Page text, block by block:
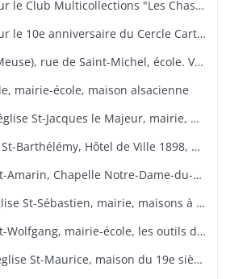
Dessin de GiEFEM pour le Club Multicollections "Les Chasseurs d'Images". Mulhouse. Carte n° 15
Dessin de GIEFEM pour le 10e anniversaire du Cercle Cartophile de Thann et de la Vallée de la Thur. Novembre 1997
Chaumont-sur-Aire (Meuse), rue de Saint-Michel, école. Vue d'une carte postale pour l'exposition de cartes postales anciennes (11 octobre 2009)
mairie-école, maison alsacienne
Michelbach-le-Haut, église St-Jacques le Majeur, mairie, maison 1832, fontaine, fête du pain
Helfrantzkirch, église St-Barthélémy, Hôtel de Ville 1898, maison alsacienne
Heimsbrunn, église St-Amarin, Chapelle Notre-Dame-du-Chêne, Maison Ste-Anne, mairie
Obermorschwiller, église St-Sébastien, mairie, maisons à colombages
Kappelen, Chapelle St-Wolfgang, mairie-école, les outils d'antan, chez le collectionneur de tracteurs
Steinbrunn-le-Haut, église St-Maurice, maison du 19e siècle, vue générale